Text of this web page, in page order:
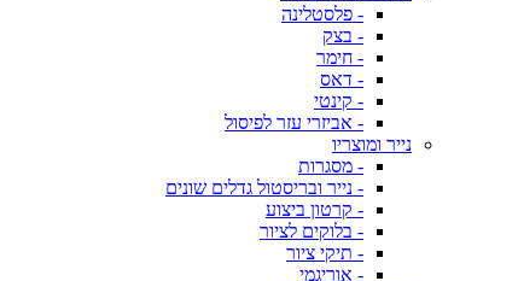
- פלסטלינה
- בצק
- חימר
- דאס
- קינטי
- אביזרי עזר לפיסול
נייר ומוצריו
- מסגרות
- נייר ובריסטול גדלים שונים
- קרטון ביצוע
- בלוקים לציור
- תיקי ציור
- אוריגמי